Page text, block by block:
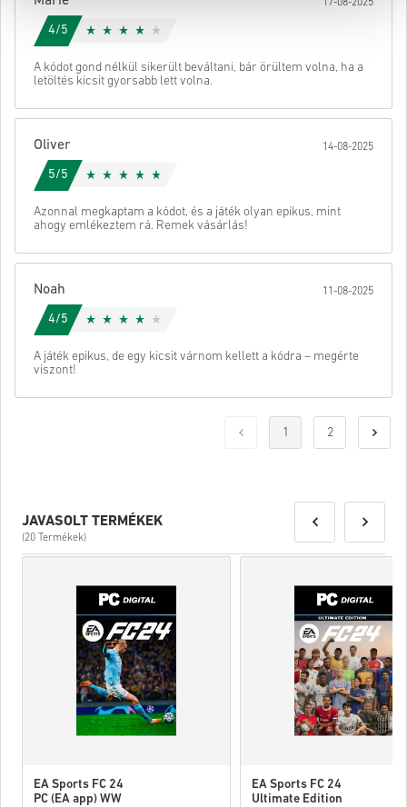
Ezután kapsz egy e-mailt egy biztonságos linkkel a kódod
eléréséhez.
17-08-2025
4/5
A kódot gond nélkül sikerült beváltani, bár örültem volna, ha a
letöltés kicsit gyorsabb lett volna.
Oliver 14-08-2025
5/5
Azonnal megkaptam a kódot, és a játék olyan epikus, mint
ahogy emlékeztem rá. Remek vásárlás!
Noah 11-08-2025
4/5
A játék epikus, de egy kicsit várnom kellett a kódra – megérte
viszont!
1 2
JAVASOLT TERMÉKEK
(20 Termékek)
EA Sports FC 24
PC (EA app) WW
EA Sports FC 24
Ultimate Edition